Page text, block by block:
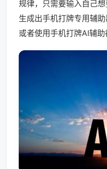
规律，只需要输入自己
生成出手机打牌专用辅
或者使用手机打牌AI辅助